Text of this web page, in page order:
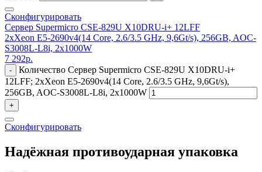
Сконфигурировать
Сервер Supermicro CSE-829U X10DRU-i+ 12LFF
2xXeon E5-2690v4(14 Core, 2.6/3.5 GHz, 9,6Gt/s), 256GB, AOC-
S3008L-L8i, 2x1000W
7 292р.
-
Количество Сервер Supermicro CSE-829U X10DRU-i+
12LFF; 2xXeon E5-2690v4(14 Core, 2.6/3.5 GHz, 9,6Gt/s),
256GB, AOC-S3008L-L8i, 2x1000W
+
Сконфигурировать
Надёжная противоударная упаковка